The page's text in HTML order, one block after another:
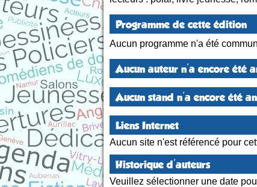
Programme de cette édition
Aucun programme n'a été
Aucun auteur n'a encore été
Aucun stand n'a encore été
Liens Internet
Aucun site n'est référencé pour
Historique d'auteurs
Veuillez sélectionner une date